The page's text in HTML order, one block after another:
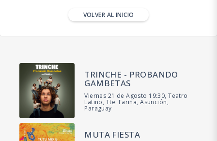
VOLVER AL INICIO
TRINCHE - PROBANDO
GAMBETAS
Viernes 21 de Agosto 19:30, Teatro
Latino, Tte. Fariña, Asunción,
Paraguay
MUTA FIESTA